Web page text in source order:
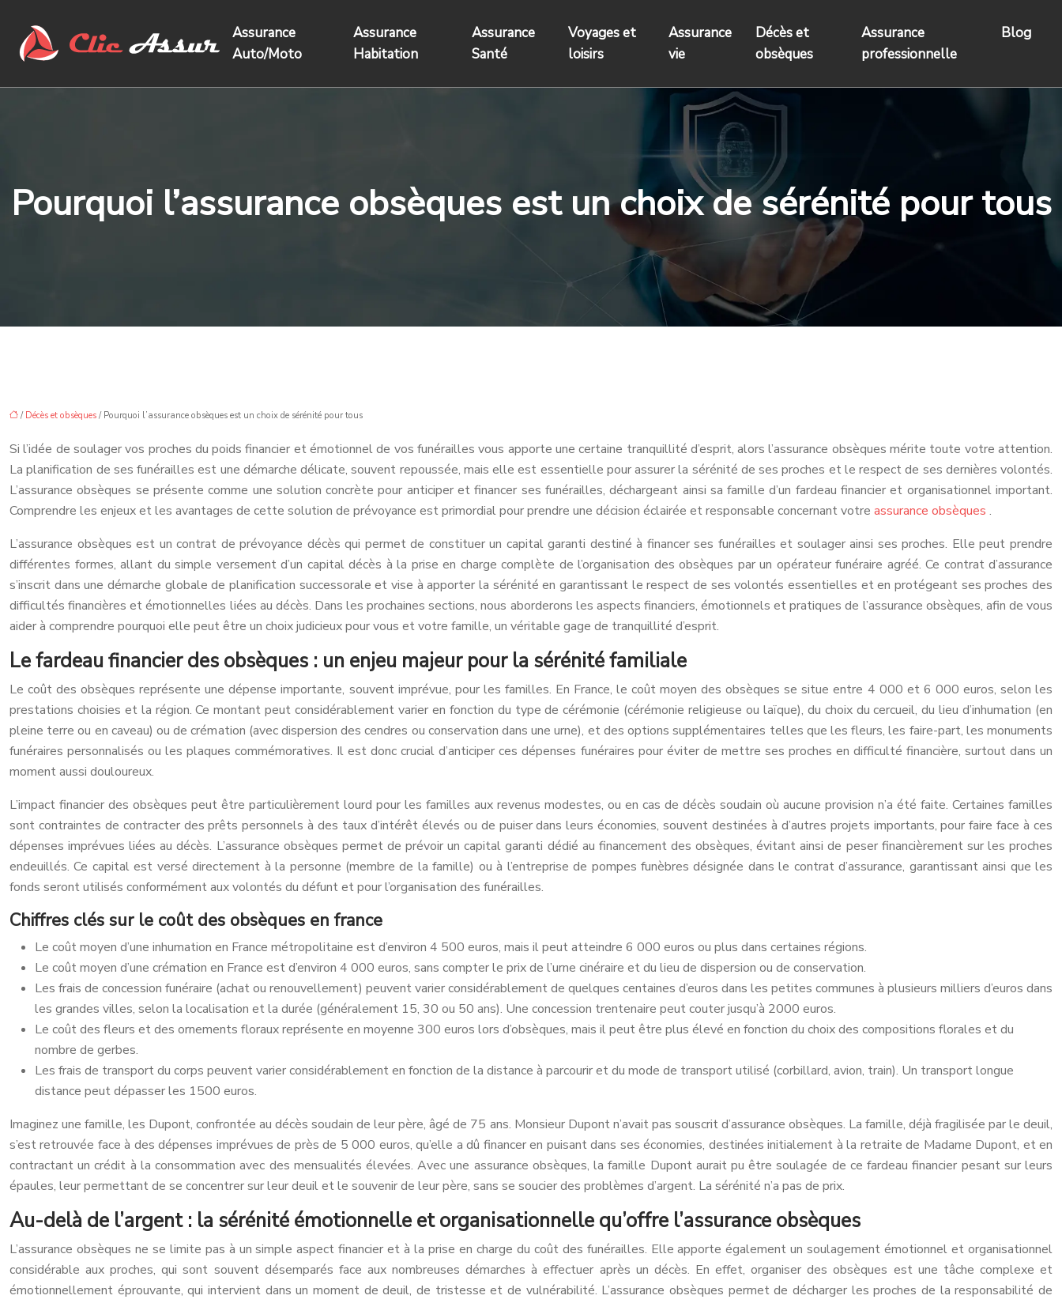
Assurance
Auto/Moto
Assurance
Habitation
Assurance
Santé
Voyages et
loisirs
Assurance
vie
Décès et
obsèques
Assurance
professionnelle
Blog
Pourquoi l’assurance obsèques est un choix de sérénité pour tous
/ Décès et obsèques / Pourquoi l’assurance obsèques est un choix de sérénité pour tous
Si l’idée de soulager vos proches du poids financier et émotionnel de vos funérailles vous apporte une certaine tranquillité d’esprit, alors l’assurance obsèques mérite toute votre attention.
La planification de ses funérailles est une démarche délicate, souvent repoussée, mais elle est essentielle pour assurer la sérénité de ses proches et le respect de ses dernières volontés.
L’assurance obsèques se présente comme une solution concrète pour anticiper et financer ses funérailles, déchargeant ainsi sa famille d’un fardeau financier et organisationnel important.
Comprendre les enjeux et les avantages de cette solution de prévoyance est primordial pour prendre une décision éclairée et responsable concernant votre assurance obsèques .
L’assurance obsèques est un contrat de prévoyance décès qui permet de constituer un capital garanti destiné à financer ses funérailles et soulager ainsi ses proches. Elle peut prendre
différentes formes, allant du simple versement d’un capital décès à la prise en charge complète de l’organisation des obsèques par un opérateur funéraire agréé. Ce contrat d’assurance
s’inscrit dans une démarche globale de planification successorale et vise à apporter la sérénité en garantissant le respect de ses volontés essentielles et en protégeant ses proches des
difficultés financières et émotionnelles liées au décès. Dans les prochaines sections, nous aborderons les aspects financiers, émotionnels et pratiques de l’assurance obsèques, afin de vous
aider à comprendre pourquoi elle peut être un choix judicieux pour vous et votre famille, un véritable gage de tranquillité d’esprit.
Le fardeau financier des obsèques : un enjeu majeur pour la sérénité familiale
Le coût des obsèques représente une dépense importante, souvent imprévue, pour les familles. En France, le coût moyen des obsèques se situe entre 4 000 et 6 000 euros, selon les
prestations choisies et la région. Ce montant peut considérablement varier en fonction du type de cérémonie (cérémonie religieuse ou laïque), du choix du cercueil, du lieu d’inhumation (en
pleine terre ou en caveau) ou de crémation (avec dispersion des cendres ou conservation dans une urne), et des options supplémentaires telles que les fleurs, les faire-part, les monuments
funéraires personnalisés ou les plaques commémoratives. Il est donc crucial d’anticiper ces dépenses funéraires pour éviter de mettre ses proches en difficulté financière, surtout dans un
moment aussi douloureux.
L’impact financier des obsèques peut être particulièrement lourd pour les familles aux revenus modestes, ou en cas de décès soudain où aucune provision n’a été faite. Certaines familles
sont contraintes de contracter des prêts personnels à des taux d’intérêt élevés ou de puiser dans leurs économies, souvent destinées à d’autres projets importants, pour faire face à ces
dépenses imprévues liées au décès. L’assurance obsèques permet de prévoir un capital garanti dédié au financement des obsèques, évitant ainsi de peser financièrement sur les proches
endeuillés. Ce capital est versé directement à la personne (membre de la famille) ou à l’entreprise de pompes funèbres désignée dans le contrat d’assurance, garantissant ainsi que les
fonds seront utilisés conformément aux volontés du défunt et pour l’organisation des funérailles.
Chiffres clés sur le coût des obsèques en france
Le coût moyen d’une inhumation en France métropolitaine est d’environ 4 500 euros, mais il peut atteindre 6 000 euros ou plus dans certaines régions.
Le coût moyen d’une crémation en France est d’environ 4 000 euros, sans compter le prix de l’urne cinéraire et du lieu de dispersion ou de conservation.
Les frais de concession funéraire (achat ou renouvellement) peuvent varier considérablement de quelques centaines d’euros dans les petites communes à plusieurs milliers d’euros dans
les grandes villes, selon la localisation et la durée (généralement 15, 30 ou 50 ans). Une concession trentenaire peut couter jusqu’à 2000 euros.
Le coût des fleurs et des ornements floraux représente en moyenne 300 euros lors d’obsèques, mais il peut être plus élevé en fonction du choix des compositions florales et du
nombre de gerbes.
Les frais de transport du corps peuvent varier considérablement en fonction de la distance à parcourir et du mode de transport utilisé (corbillard, avion, train). Un transport longue
distance peut dépasser les 1500 euros.
Imaginez une famille, les Dupont, confrontée au décès soudain de leur père, âgé de 75 ans. Monsieur Dupont n’avait pas souscrit d’assurance obsèques. La famille, déjà fragilisée par le deuil,
s’est retrouvée face à des dépenses imprévues de près de 5 000 euros, qu’elle a dû financer en puisant dans ses économies, destinées initialement à la retraite de Madame Dupont, et en
contractant un crédit à la consommation avec des mensualités élevées. Avec une assurance obsèques, la famille Dupont aurait pu être soulagée de ce fardeau financier pesant sur leurs
épaules, leur permettant de se concentrer sur leur deuil et le souvenir de leur père, sans se soucier des problèmes d’argent. La sérénité n’a pas de prix.
Au-delà de l’argent : la sérénité émotionnelle et organisationnelle qu’offre l’assurance obsèques
L’assurance obsèques ne se limite pas à un simple aspect financier et à la prise en charge du coût des funérailles. Elle apporte également un soulagement émotionnel et organisationnel
considérable aux proches, qui sont souvent désemparés face aux nombreuses démarches à effectuer après un décès. En effet, organiser des obsèques est une tâche complexe et
émotionnellement éprouvante, qui intervient dans un moment de deuil, de tristesse et de vulnérabilité. L’assurance obsèques permet de décharger les proches de la responsabilité de